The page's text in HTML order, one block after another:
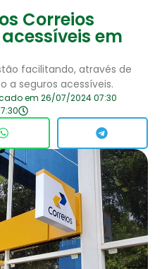
Correios
em
facilitando, através de
a seguros acessíveis.
em 26/07/2024 07:30